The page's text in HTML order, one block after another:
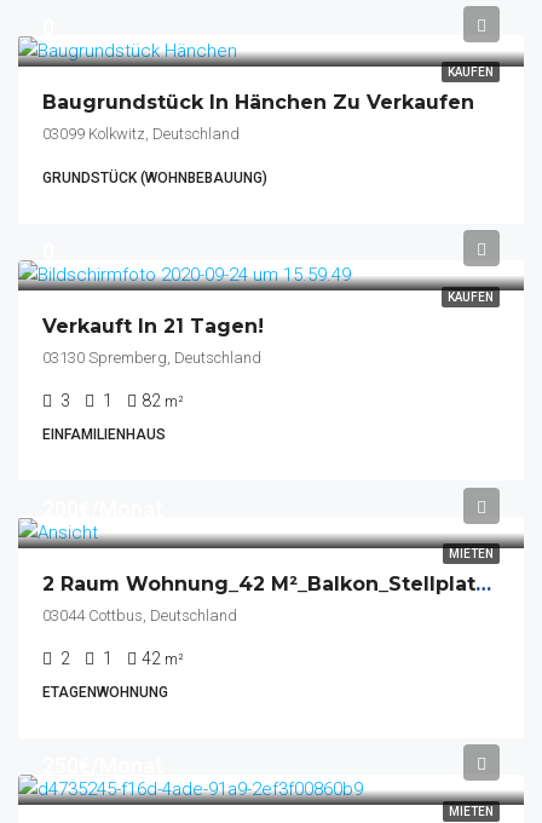
KAUFEN
Baugrundstück In Hänchen Zu Verkaufen
03099 Kolkwitz, Deutschland
GRUNDSTÜCK (WOHNBEBAUUNG)
KAUFEN
Verkauft In 21 Tagen!
03130 Spremberg, Deutschland
3 1 82 m²
EINFAMILIENHAUS
MIETEN
2 Raum Wohnung_42 M²_Balkon_Stellplatz_Keller
03044 Cottbus, Deutschland
2 1 42 m²
ETAGENWOHNUNG
MIETEN